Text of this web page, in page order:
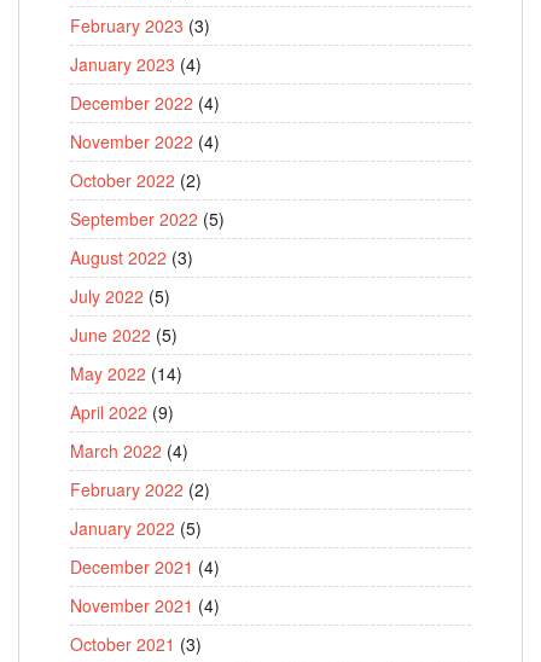
February 2023 (3)
January 2023 (4)
December 2022 (4)
November 2022 (4)
October 2022 (2)
September 2022 (5)
August 2022 (3)
July 2022 (5)
June 2022 (5)
May 2022 (14)
April 2022 (9)
March 2022 (4)
February 2022 (2)
January 2022 (5)
December 2021 (4)
November 2021 (4)
October 2021 (3)